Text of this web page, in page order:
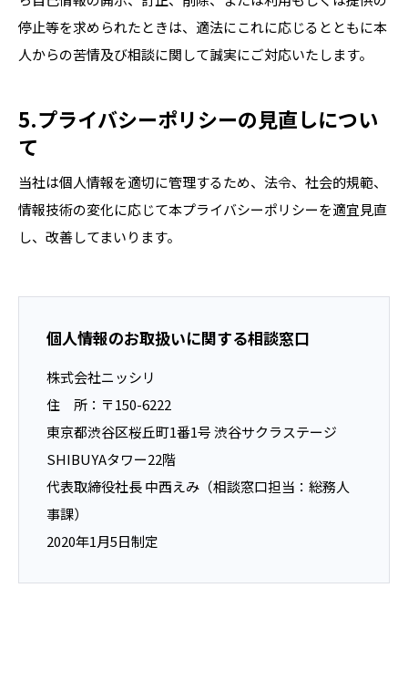
停止等を求められたときは、適法にこれに応じるとともに本
人からの苦情及び相談に関して誠実にご対応いたします。
5.プライバシーポリシーの見直しについ
て
当社は個人情報を適切に管理するため、法令、社会的規範、
情報技術の変化に応じて本プライバシーポリシーを適宜見直
し、改善してまいります。
個人情報のお取扱いに関する相談窓口
株式会社ニッシリ
住 所：〒150-6222
東京都渋谷区桜丘町1番1号 渋谷サクラステージ
SHIBUYAタワー22階
代表取締役社長 中西えみ（相談窓口担当：総務人
事課）
2020年1月5日制定